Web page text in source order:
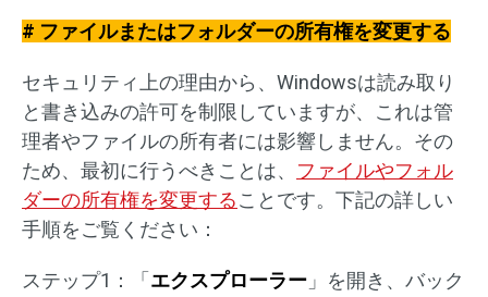
# ファイルまたはフォルダーの所有権を変更する
セキュリティ上の理由から、Windowsは読み取り
と書き込みの許可を制限していますが、これは管
理者やファイルの所有者には影響しません。その
ため、最初に行うべきことは、 ファイルやフォル
ダーの所有権を変更することです。下記の詳しい
手順をご覧ください：
ステップ1：「 エクスプローラー 」を開き、バック